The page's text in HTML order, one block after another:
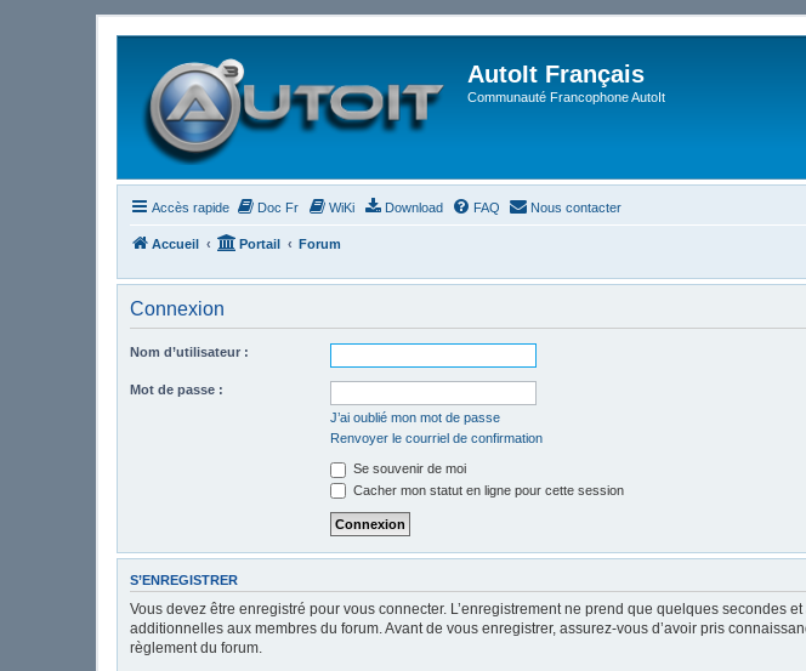
AutoIt Français
Communauté Francophone AutoIt
Accès rapide Doc Fr WiKi Download FAQ Nous contacter
Accueil Portail Forum
Connexion
Nom d’utilisateur :
Mot de passe :
J’ai oublié mon mot de passe
Renvoyer le courriel de confirmation
Se souvenir de moi
Cacher mon statut en ligne pour cette session
S’ENREGISTRER
Vous devez être enregistré pour vous connecter. L’enregistrement ne prend que quelques secondes
additionnelles aux membres du forum. Avant de vous enregistrer, assurez-vous d’avoir pris
règlement du forum.